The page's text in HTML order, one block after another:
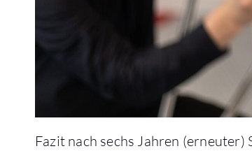
Fazit nach sechs Jahren (erneuter)